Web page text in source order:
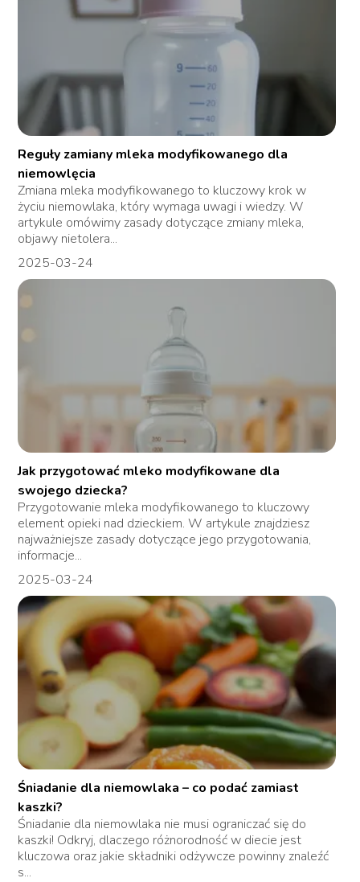
Reguły zamiany mleka modyfikowanego dla
niemowlęcia
Zmiana mleka modyfikowanego to kluczowy krok w
życiu niemowlaka, który wymaga uwagi i wiedzy. W
artykule omówimy zasady dotyczące zmiany mleka,
objawy nietolera...
2025-03-24
Jak przygotować mleko modyfikowane dla
swojego dziecka?
Przygotowanie mleka modyfikowanego to kluczowy
element opieki nad dzieckiem. W artykule znajdziesz
najważniejsze zasady dotyczące jego przygotowania,
informacje...
2025-03-24
Śniadanie dla niemowlaka – co podać zamiast
kaszki?
Śniadanie dla niemowlaka nie musi ograniczać się do
kaszki! Odkryj, dlaczego różnorodność w diecie jest
kluczowa oraz jakie składniki odżywcze powinny znaleźć
s...